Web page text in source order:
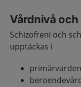
Vårdnivå
Schizofreni och
upptäckas i
primärvården